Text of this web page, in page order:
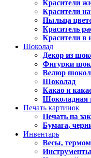
Красители
Красители
Пыльца
Краситель
Красители в
Шоколад
Декор из
Фигурки
Велюр
Шоколад
Какао и
Шоколадная
Печать картинок
Печать на
Бумага,
Инвентарь
Весы,